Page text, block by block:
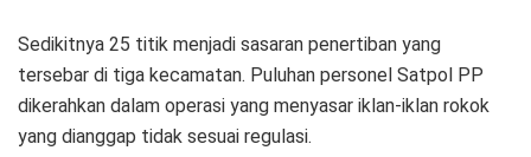
Sedikitnya 25 titik menjadi sasaran penertiban yang
tersebar di tiga kecamatan. Puluhan personel Satpol PP
dikerahkan dalam operasi yang menyasar iklan-iklan rokok
yang dianggap tidak sesuai regulasi.